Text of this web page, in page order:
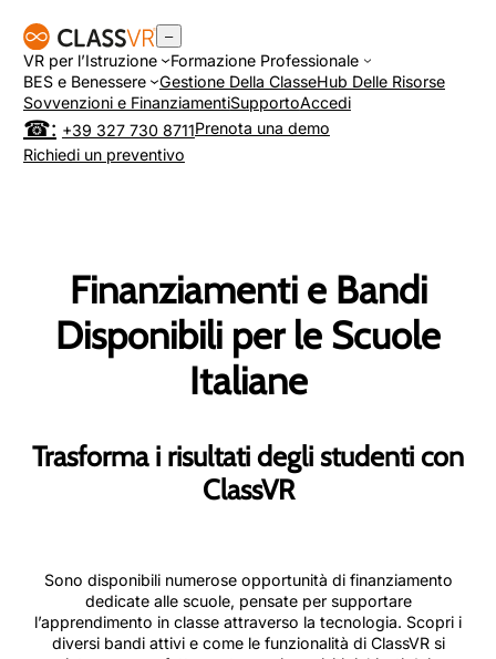
contenuto
–
VR per l’Istruzione
Formazione Professionale
BES e Benessere
Gestione Della ClasseHub Delle Risorse
Sovvenzioni e FinanziamentiSupportoAccedi
+39 327 730 8711Prenota una demo
Richiedi un preventivo
Finanziamenti e Bandi
Disponibili per le Scuole
Italiane
Trasforma i risultati degli studenti con
ClassVR
Sono disponibili numerose opportunità di finanziamento
dedicate alle scuole, pensate per supportare
l’apprendimento in classe attraverso la tecnologia. Scopri i
diversi bandi attivi e come le funzionalità di ClassVR si